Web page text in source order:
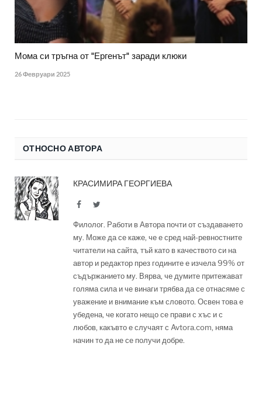
Мома си тръгна от "Ергенът" заради клюки
26 Февруари 2025
ОТНОСНО АВТОРА
КРАСИМИРА ГЕОРГИЕВА
FacebookTwitter
Филолог. Работи в Автора почти от създаването
му. Може да се каже, че е сред най-ревностните
читатели на сайта, тъй като в качеството си на
автор и редактор през годините е изчела 99% от
съдържанието му. Вярва, че думите притежават
голяма сила и че винаги трябва да се отнасяме с
уважение и внимание към словото. Освен това е
убедена, че когато нещо се прави с хъс и с
любов, какъвто е случаят с Avtora.com, няма
начин то да не се получи добре.